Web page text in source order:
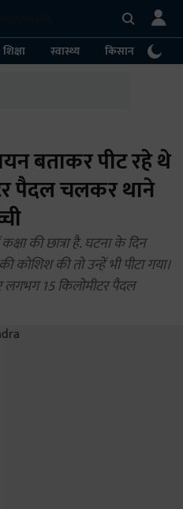
शिक्षा स्वास्थ्य किसान
बताकर पीट रहे थे
पैदल चलकर थाने
की छात्रा है. घटना के दिन
कोशिश की तो उन्हें भी पीटा गया।
15 किलोमीटर पैदल